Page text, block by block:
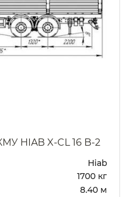
HIAB X-CL 16 B-2
Hiab
1700 кг
8.40 м